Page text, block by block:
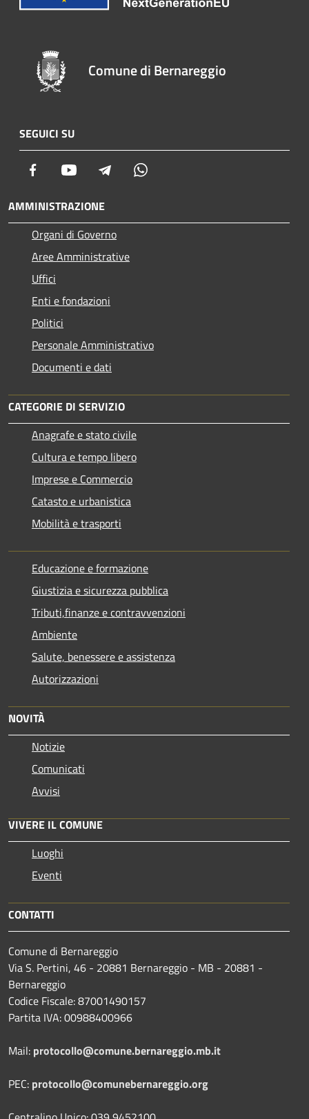
Comune di Bernareggio
SEGUICI SU
Facebook Youtube Telegram
AMMINISTRAZIONE
Organi di Governo
Aree Amministrative
Uffici
Enti e fondazioni
Politici
Personale Amministrativo
Documenti e dati
CATEGORIE DI SERVIZIO
Anagrafe e stato civile
Cultura e tempo libero
Imprese e Commercio
Catasto e urbanistica
Mobilità e trasporti
Educazione e formazione
Giustizia e sicurezza pubblica
Tributi,finanze e contravvenzioni
Ambiente
Salute, benessere e assistenza
Autorizzazioni
NOVITÀ
Notizie
Comunicati
Avvisi
VIVERE IL COMUNE
Luoghi
Eventi
CONTATTI
Comune di Bernareggio
Via S. Pertini, 46 - 20881 Bernareggio - MB - 20881 -
Bernareggio
Codice Fiscale: 87001490157
Partita IVA: 00988400966
Mail: protocollo@comune.bernareggio.mb.it
PEC: protocollo@comunebernareggio.org